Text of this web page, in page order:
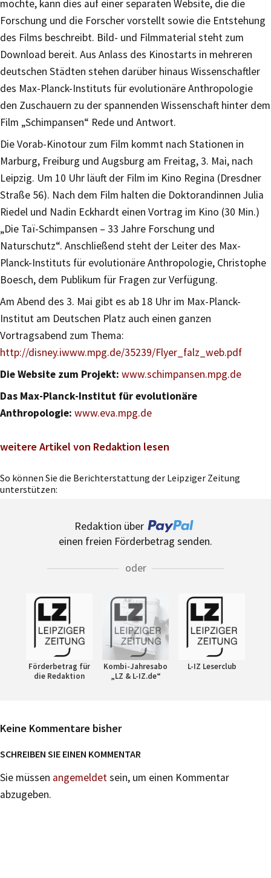
möchte, kann dies auf einer separaten Website, die die
Forschung und die Forscher vorstellt sowie die Entstehung
des Films beschreibt. Bild- und Filmmaterial steht zum
Download bereit. Aus Anlass des Kinostarts in mehreren
deutschen Städten stehen darüber hinaus Wissenschaftler
des Max-Planck-Instituts für evolutionäre Anthropologie
den Zuschauern zu der spannenden Wissenschaft hinter dem
Film „Schimpansen“ Rede und Antwort.
Die Vorab-Kinotour zum Film kommt nach Stationen in
Marburg, Freiburg und Augsburg am Freitag, 3. Mai, nach
Leipzig. Um 10 Uhr läuft der Film im Kino Regina (Dresdner
Straße 56). Nach dem Film halten die Doktorandinnen Julia
Riedel und Nadin Eckhardt einen Vortrag im Kino (30 Min.)
„Die Taï-Schimpansen – 33 Jahre Forschung und
Naturschutz“. Anschließend steht der Leiter des Max-
Planck-Instituts für evolutionäre Anthropologie, Christophe
Boesch, dem Publikum für Fragen zur Verfügung.
Am Abend des 3. Mai gibt es ab 18 Uhr im Max-Planck-
Institut am Deutschen Platz auch einen ganzen
Vortragsabend zum Thema:
http://disney.iwww.mpg.de/35239/Flyer_falz_web.pdf
Die Website zum Projekt: www.schimpansen.mpg.de
Das Max-Planck-Institut für evolutionäre
Anthropologie: www.eva.mpg.de
weitere Artikel von Redaktion lesen
So können Sie die Berichterstattung der Leipziger Zeitung
unterstützen:
Redaktion über
einen freien Förderbetrag senden.
oder
Förderbetrag für
die Redaktion
Kombi-Jahresabo
„LZ & L-IZ.de“
L-IZ Leserclub
Keine Kommentare bisher
SCHREIBEN SIE EINEN KOMMENTAR
Sie müssen angemeldetsein, um einen Kommentar
abzugeben.